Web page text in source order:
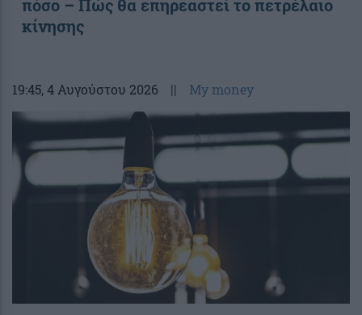
πόσο – Πώς θα επηρεαστεί το πετρέλαιο
κίνησης
19:45, 4 Αυγούστου 2026 || My money